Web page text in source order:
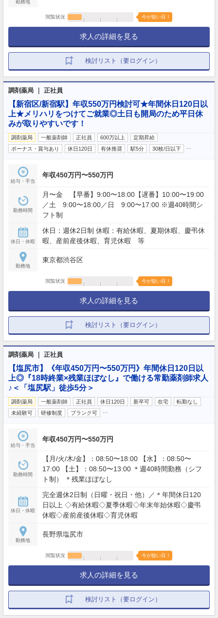
勤務地
閲覧状況 今が狙い目！
求人の詳細を見る
検討リスト（要ログイン）
調剤薬局 ｜ 正社員
【新宿区/新宿駅】年収550万円検討可★年間休日120日以
上★メリハリをつけてご就業◎土日も開局のため平日休
みが取りやすいです！
調剤薬局 一般薬剤師 正社員 600万以上
定期昇給
ボーナス・賞与あり
休日120日 有休推奨 駅5分 30枚/日以下
給与・手当
年収450万円〜550万円
勤務時間
月〜金 【早番】9:00〜18:00【遅番】10:00〜19:00
／土 9:00〜18:00／日 9:00〜17:00 ※週40時間シ
フト制
休日・休暇
休日：週休2日制 休暇：有給休暇、夏期休暇、慶弔休
暇、産前産後休暇、育児休暇 等
勤務地
東京都渋谷区
閲覧状況 今が狙い目！
求人の詳細を見る
検討リスト（要ログイン）
調剤薬局 ｜ 正社員
【塩尻市】《年収450万円〜550万円》年間休日120日以
上◎『18時終業×残業ほぼなし』で働ける常勤薬剤師求人
♪＜「塩尻駅」徒歩5分＞
調剤薬局 一般薬剤師 正社員 休日120日 新卒可 在宅
転勤なし
未経験可
研修制度 ブランク可
給与・手当
年収450万円〜550万円
勤務時間
【月/火/木/金】：08:50〜18:00 【水】：08:50〜
17:00 【土】：08:50〜13:00 ＊週40時間勤務（シフ
ト制） ＊残業ほぼなし
休日・休暇
完全週休2日制（日曜・祝日・他）／＊年間休日120
日以上 ◇有給休暇◇夏季休暇◇年末年始休暇◇慶弔
休暇◇産前産後休暇◇育児休暇
勤務地
長野県塩尻市
閲覧状況 今が狙い目！
求人の詳細を見る
検討リスト（要ログイン）